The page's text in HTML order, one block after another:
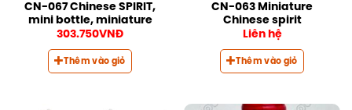
CN-067 Chinese SPIRIT,
mini bottle, miniature
303.750VNĐ
Thêm vào giỏ
CN-063 Miniature
Chinese spirit
Liên hệ
Thêm vào giỏ